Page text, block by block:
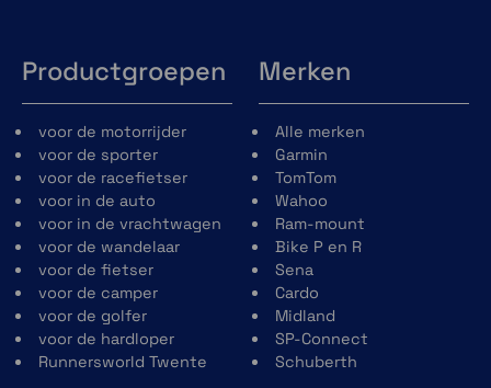
Productgroepen
voor de motorrijder
voor de sporter
voor de racefietser
voor in de auto
voor in de vrachtwagen
voor de wandelaar
voor de fietser
voor de camper
voor de golfer
voor de hardloper
Runnersworld Twente
Merken
Alle merken
Garmin
TomTom
Wahoo
Ram-mount
Bike P en R
Sena
Cardo
Midland
SP-Connect
Schuberth